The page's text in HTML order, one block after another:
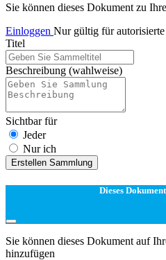
Sie können dieses Dokument zu
Einloggen Nur gültig für
Titel
Beschreibung (wahlweise)
Sichtbar für
Jeder
Nur ich
Erstellen Sammlung
Dieses
Sie können dieses Dokument auf
hinzufügen